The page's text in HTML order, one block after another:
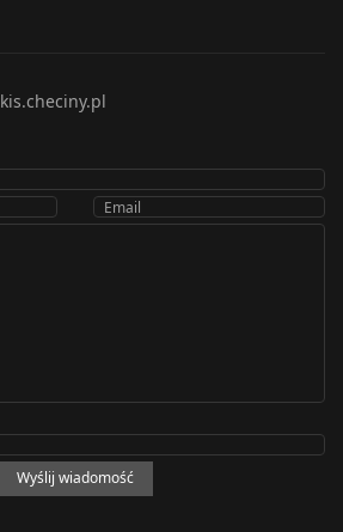
Wyślij wiadomość